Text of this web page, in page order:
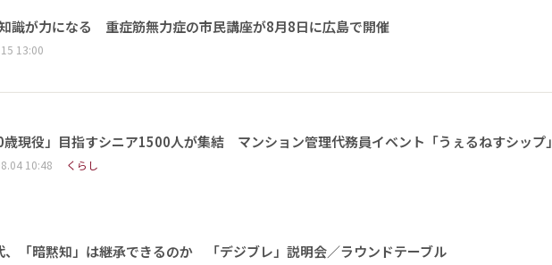
識が力になる 重症筋無力症の市民講座が8月8日に広島で開催
13:00
歳現役」目指すシニア1500人が集結 マンション管理代務員イベント「うぇるねすシップ」
10:48 くらし
、「暗黙知」は継承できるのか 「デジブレ」説明会／ラウンドテーブル